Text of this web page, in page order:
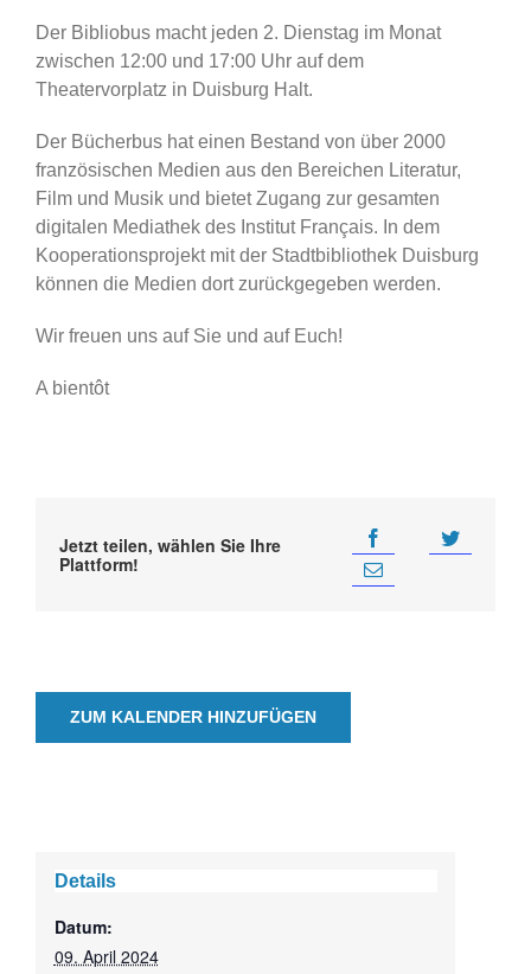
Der Bibliobus macht jeden 2. Dienstag im Monat
zwischen 12:00 und 17:00 Uhr auf dem
Theatervorplatz in Duisburg Halt.
Der Bücherbus hat einen Bestand von über 2000
französischen Medien aus den Bereichen Literatur,
Film und Musik und bietet Zugang zur gesamten
digitalen Mediathek des Institut Français. In dem
Kooperationsprojekt mit der Stadtbibliothek Duisburg
können die Medien dort zurückgegeben werden.
Wir freuen uns auf Sie und auf Euch!
A bientôt
Jetzt teilen, wählen Sie Ihre
Plattform!
ZUM KALENDER HINZUFÜGEN
Details
Datum:
09. April 2024